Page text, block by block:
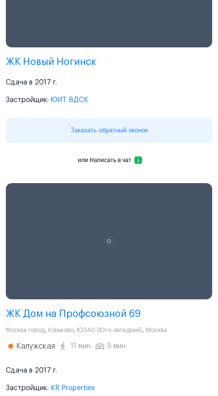
ЖК Новый Ногинск
Сдача в 2017 г.
Застройщик: ЮИТ ВДСК
Заказать обратный звонок
или Написать в чат
ЖК Дом на Профсоюзной 69
Москва город, Коньково, ЮЗАО (Юго-западный), Москва
Калужская 11 мин. 5 мин.
Сдача в 2017 г.
Застройщик: KR Properties